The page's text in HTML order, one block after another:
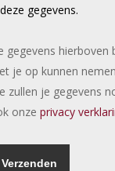
deze gegevens.
gegevens
je op kunnen
zullen je gegevens
onze privacy